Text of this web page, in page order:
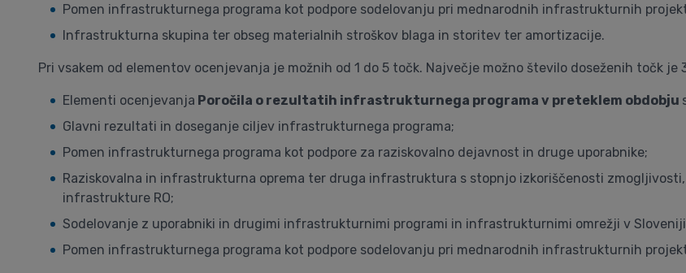
Pomen infrastrukturnega programa kot podpore sodelovanju pri mednarodnih infrastrukturnih
Infrastrukturna skupina ter obseg materialnih stroškov blaga in storitev ter amortizacije.
Pri vsakem od elementov ocenjevanja je možnih od 1 do 5 točk. Največje možno število doseženih točk je
Elementi ocenjevanja Poročila o rezultatih infrastrukturnega programa v preteklem obdobju
Glavni rezultati in doseganje ciljev infrastrukturnega programa;
Pomen infrastrukturnega programa kot podpore za raziskovalno dejavnost in druge uporabnike;
Raziskovalna in infrastrukturna oprema ter druga infrastruktura s stopnjo izkoriščenosti
infrastrukture RO;
Sodelovanje z uporabniki in drugimi infrastrukturnimi programi in infrastrukturnimi omrežji v
Pomen infrastrukturnega programa kot podpore sodelovanju pri mednarodnih infrastrukturnih